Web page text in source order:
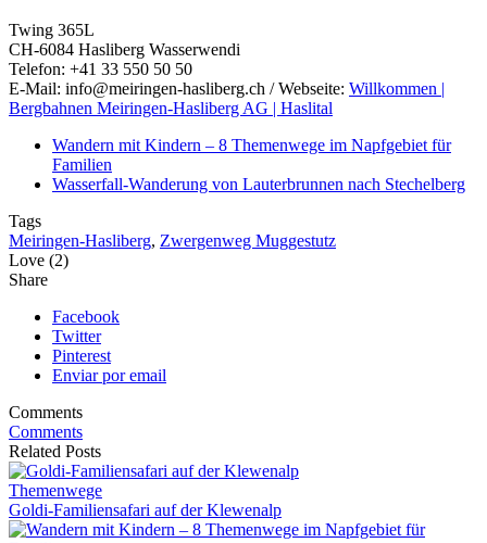
Twing 365L
CH-6084 Hasliberg Wasserwendi
Telefon: +41 33 550 50 50
E-Mail: info@meiringen-hasliberg.ch / Webseite: Willkommen |
Bergbahnen Meiringen-Hasliberg AG | Haslital
Wandern mit Kindern – 8 Themenwege im Napfgebiet für
Familien
Wasserfall-Wanderung von Lauterbrunnen nach Stechelberg
Tags
Meiringen-Hasliberg, Zwergenweg Muggestutz
Love (2)
Share
Facebook
Twitter
Pinterest
Enviar por email
Comments
Comments
Related Posts
Themenwege
Goldi-Familiensafari auf der Klewenalp